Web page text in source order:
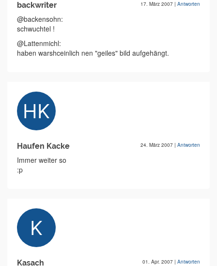
backwriter 17. März 2007 | Antworten
@backensohn:
schwuchtel !
@Lattenmichl:
haben warshceinlich nen "geiles" bild aufgehängt.
Haufen Kacke 24. März 2007 | Antworten
Immer weiter so
:p
Kasach 01. Apr. 2007 | Antworten